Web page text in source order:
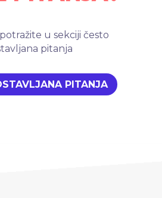
u sekciji često
pitanja
PITANJA